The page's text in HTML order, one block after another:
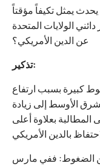
يمثل تكيفاً مؤقتاً
الولايات المتحدة
عن الدين الأمريكي؟
تذكير:
كبيرة بسبب ارتفاع
الأوسط إلى زيادة
بعلاوة أعلى
من الضغوط: ففي مارس